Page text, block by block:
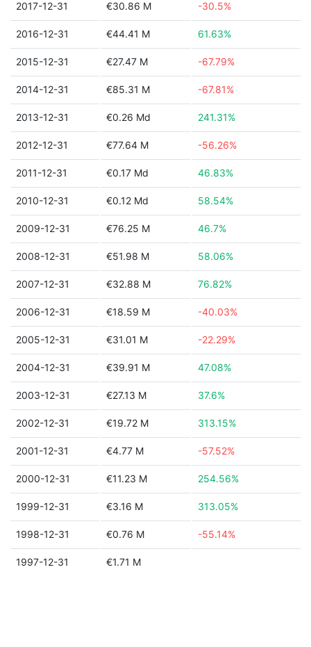
2017-12-31 €30.86 M -30.5%
2016-12-31 €44.41 M 61.63%
2015-12-31 €27.47 M -67.79%
2014-12-31 €85.31 M -67.81%
2013-12-31 €0.26 Md 241.31%
2012-12-31 €77.64 M -56.26%
2011-12-31 €0.17 Md 46.83%
2010-12-31 €0.12 Md 58.54%
2009-12-31 €76.25 M 46.7%
2008-12-31 €51.98 M 58.06%
2007-12-31 €32.88 M 76.82%
2006-12-31 €18.59 M -40.03%
2005-12-31 €31.01 M -22.29%
2004-12-31 €39.91 M 47.08%
2003-12-31 €27.13 M 37.6%
2002-12-31 €19.72 M 313.15%
2001-12-31 €4.77 M -57.52%
2000-12-31 €11.23 M 254.56%
1999-12-31 €3.16 M 313.05%
1998-12-31 €0.76 M -55.14%
1997-12-31 €1.71 M